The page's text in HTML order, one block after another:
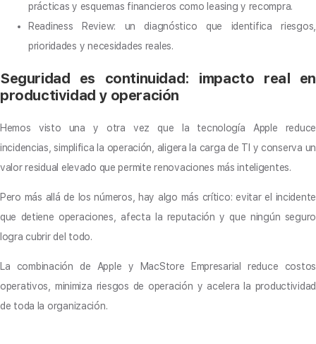
prácticas y esquemas financieros como leasing y recompra.
Readiness Review: un diagnóstico que identifica riesgos,
prioridades y necesidades reales.
Seguridad es continuidad: impacto real en
productividad y operación
Hemos visto una y otra vez que la tecnología Apple reduce
incidencias, simplifica la operación, aligera la carga de TI y conserva un
valor residual elevado que permite renovaciones más inteligentes.
Pero más allá de los números, hay algo más crítico: evitar el incidente
que detiene operaciones, afecta la reputación y que ningún seguro
logra cubrir del todo.
La combinación de Apple y MacStore Empresarial reduce costos
operativos, minimiza riesgos de operación y acelera la productividad
de toda la organización.